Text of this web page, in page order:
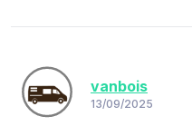
vanbois
13/09/2025